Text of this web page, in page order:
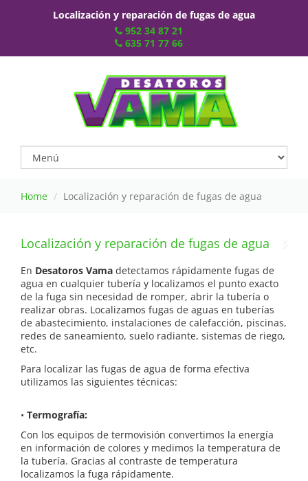
Localización y reparación de fugas de agua
952 34 87 21
635 71 77 66
Home Localización y reparación de fugas de agua
Localización y reparación de fugas de agua
En Desatoros Vama detectamos rápidamente fugas de
agua en cualquier tubería y localizamos el punto exacto
de la fuga sin necesidad de romper, abrir la tubería o
realizar obras. Localizamos fugas de aguas en tuberías
de abastecimiento, instalaciones de calefacción, piscinas,
redes de saneamiento, suelo radiante, sistemas de riego,
etc.
Para localizar las fugas de agua de forma efectiva
utilizamos las siguientes técnicas:
• Termografía:
Con los equipos de termovisión convertimos la energía
en información de colores y medimos la temperatura de
la tubería. Gracias al contraste de temperatura
localizamos la fuga rápidamente.